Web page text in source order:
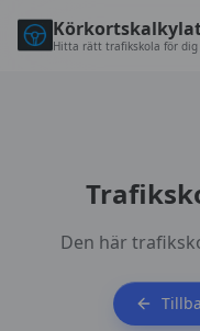
Hitta rätt trafikskola för dig
Den här